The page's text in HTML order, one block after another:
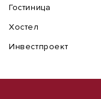
Гостиница
Хостел
Инвестпроект